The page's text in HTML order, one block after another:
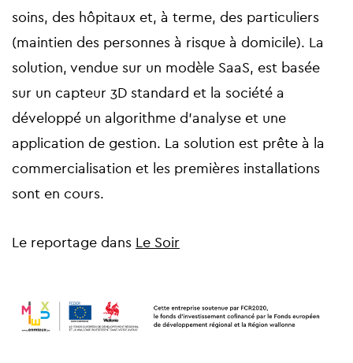
soins, des hôpitaux et, à terme, des particuliers
(maintien des personnes à risque à domicile). La
solution, vendue sur un modèle SaaS, est basée
sur un capteur 3D standard et la société a
développé un algorithme d’analyse et une
application de gestion. La solution est prête à la
commercialisation et les premières installations
sont en cours.
Le reportage dans Le Soir